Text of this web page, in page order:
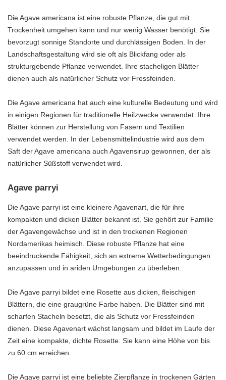
Die Agave americana ist eine robuste Pflanze, die gut mit
Trockenheit umgehen kann und nur wenig Wasser benötigt. Sie
bevorzugt sonnige Standorte und durchlässigen Boden. In der
Landschaftsgestaltung wird sie oft als Blickfang oder als
strukturgebende Pflanze verwendet. Ihre stacheligen Blätter
dienen auch als natürlicher Schutz vor Fressfeinden.
Die Agave americana hat auch eine kulturelle Bedeutung und wird
in einigen Regionen für traditionelle Heilzwecke verwendet. Ihre
Blätter können zur Herstellung von Fasern und Textilien
verwendet werden. In der Lebensmittelindustrie wird aus dem
Saft der Agave americana auch Agavensirup gewonnen, der als
natürlicher Süßstoff verwendet wird.
Agave parryi
Die Agave parryi ist eine kleinere Agavenart, die für ihre
kompakten und dicken Blätter bekannt ist. Sie gehört zur Familie
der Agavengewächse und ist in den trockenen Regionen
Nordamerikas heimisch. Diese robuste Pflanze hat eine
beeindruckende Fähigkeit, sich an extreme Wetterbedingungen
anzupassen und in ariden Umgebungen zu überleben.
Die Agave parryi bildet eine Rosette aus dicken, fleischigen
Blättern, die eine graugrüne Farbe haben. Die Blätter sind mit
scharfen Stacheln besetzt, die als Schutz vor Fressfeinden
dienen. Diese Agavenart wächst langsam und bildet im Laufe der
Zeit eine kompakte, dichte Rosette. Sie kann eine Höhe von bis
zu 60 cm erreichen.
Die Agave parryi ist eine beliebte Zierpflanze in trockenen Gärten